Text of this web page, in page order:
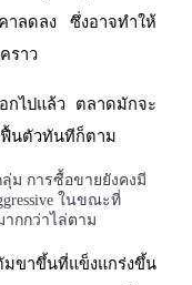
าลดลง ซึ่งอาจทำให้
ราว
อกไปแล้ว ตลาดมักจะ
ฟื้นตัวทันทีก็ตาม
ม การซื้อขายยังคงมี
ในขณะที่
กกว่าไล่ตาม
าขึ้นที่แข็งแกร่งขึ้น